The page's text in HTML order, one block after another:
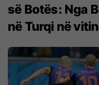
së Botës: Nga
në Turqi në